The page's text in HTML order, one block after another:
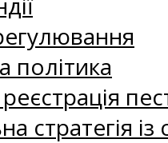
політика
стратегія